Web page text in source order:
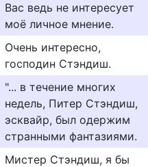
Вас ведь не интересует
моё личное мнение.
Очень интересно,
господин Стэндиш.
"... в течение многих
недель, Питер Стэндиш,
эсквайр, был одержим
странными фантазиями.
Мистер Стэндиш, я бы